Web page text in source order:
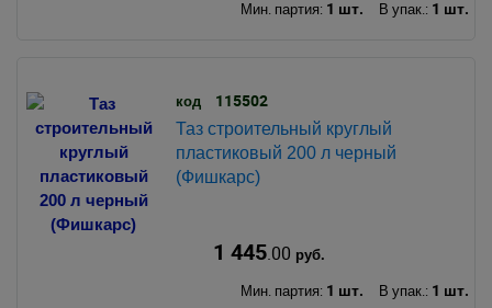
Мин. партия: 1 шт. В упак.: 1 шт.
код 115502
Таз строительный круглый
пластиковый 200 л черный
(Фишкарс)
1 445.00 руб.
Мин. партия: 1 шт. В упак.: 1 шт.